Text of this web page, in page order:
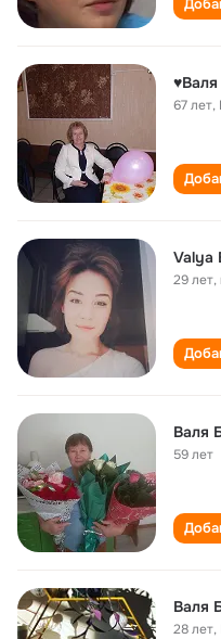
67 лет,
Valya
29 лет,
Валя
59 лет
Валя
28 лет,